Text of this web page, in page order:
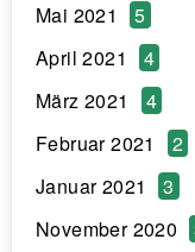
Mai 2021
5
April 2021
4
März 2021
4
Februar 2021
2
Januar 2021
3
November 2020